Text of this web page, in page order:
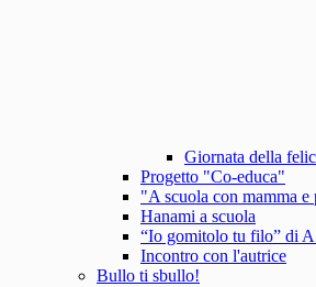
Giornata della
Progetto "Co-educa"
"A scuola con mamma e
Hanami a scuola
“Io gomitolo tu filo” di
Incontro con l'autrice
Bullo ti sbullo!